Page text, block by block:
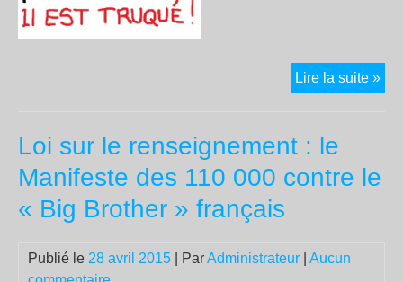
Lire la suite »
Loi sur le renseignement : le
Manifeste des 110 000 contre le
« Big Brother » français
Publié le 28 avril 2015 | ParAdministrateur
Aucun